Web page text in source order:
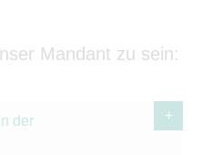
Mandant zu sein:
der